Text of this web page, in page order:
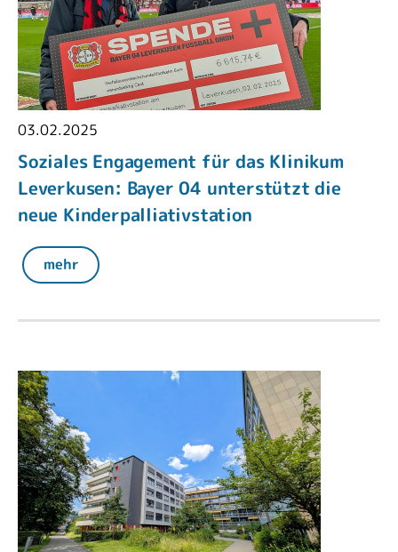
03.02.2025
Soziales Engagement für das Klinikum
Leverkusen: Bayer 04 unterstützt die
neue Kinderpalliativstation
mehr